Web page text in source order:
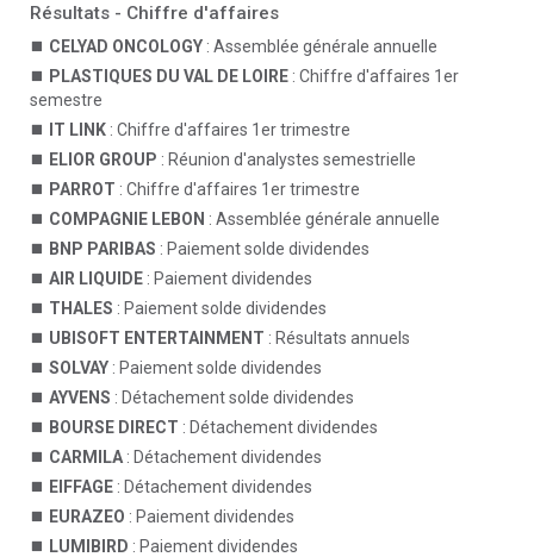
Résultats - Chiffre d'affaires
CELYAD ONCOLOGY : Assemblée générale annuelle
PLASTIQUES DU VAL DE LOIRE : Chiffre d'affaires 1er
semestre
IT LINK : Chiffre d'affaires 1er trimestre
ELIOR GROUP : Réunion d'analystes semestrielle
PARROT : Chiffre d'affaires 1er trimestre
COMPAGNIE LEBON : Assemblée générale annuelle
BNP PARIBAS : Paiement solde dividendes
AIR LIQUIDE : Paiement dividendes
THALES : Paiement solde dividendes
UBISOFT ENTERTAINMENT : Résultats annuels
SOLVAY : Paiement solde dividendes
AYVENS : Détachement solde dividendes
BOURSE DIRECT : Détachement dividendes
CARMILA : Détachement dividendes
EIFFAGE : Détachement dividendes
EURAZEO : Paiement dividendes
LUMIBIRD : Paiement dividendes